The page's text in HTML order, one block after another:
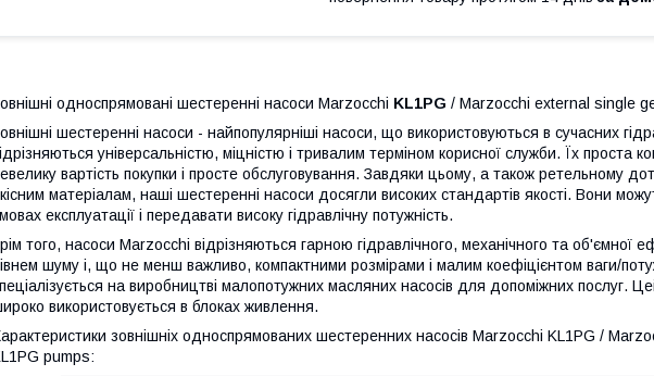
односпрямовані шестеренні насоси Marzocchi KL1PG / Marzocchi external single
шестеренні насоси - найпопулярніші насоси, що використовуються в сучасних
універсальністю, міцністю і тривалим терміном корисної служби. Їх проста
вартість покупки і просте обслуговування. Завдяки цьому, а також ретельному
матеріалам, наші шестеренні насоси досягли високих стандартів якості. Вони
експлуатації і передавати високу гідравлічну потужність.
того, насоси Marzocchi відрізняються гарною гідравлічного, механічного та об'ємної
шуму і, що не менш важливо, компактними розмірами і малим коефіцієнтом ваги/
на виробництві малопотужних масляних насосів для допоміжних послуг.
використовується в блоках живлення.
зовнішніх односпрямованих шестеренних насосів Marzocchi KL1PG /
pumps: